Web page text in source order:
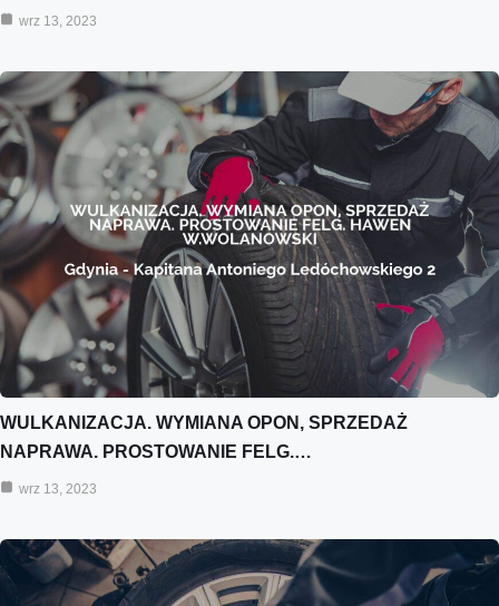
wrz 13, 2023
WULKANIZACJA. WYMIANA OPON, SPRZEDAŻ
NAPRAWA. PROSTOWANIE FELG.…
wrz 13, 2023